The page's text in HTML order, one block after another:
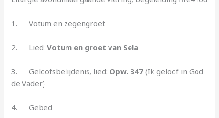
1. Votum en zegengroet
2. Lied:Votum en groet van Sela
3. Geloofsbelijdenis, lied: Opw. 347(Ik geloof in God
de Vader)
4. Gebed